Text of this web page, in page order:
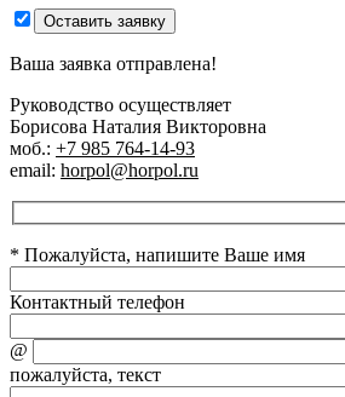
Оставить заявку
Ваша заявка отправлена!
Руководство осуществляет
Борисова Наталия Викторовна
моб.: +7 985 764-14-93
email: horpol@horpol.ru
* Пожалуйста, напишите Ваше имя
Контактный телефон
@
пожалуйста, текст